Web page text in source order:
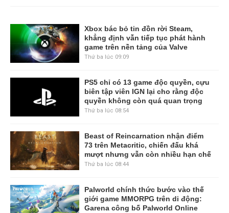
Xbox bác bỏ tin đồn rời Steam,
khẳng định vẫn tiếp tục phát hành
game trên nền tảng của Valve
Thứ ba lúc 09:09
PS5 chỉ có 13 game độc quyền, cựu
biên tập viên IGN lại cho rằng độc
quyền không còn quá quan trọng
Thứ ba lúc 08:54
Beast of Reincarnation nhận điểm
73 trên Metacritic, chiến đấu khá
mượt nhưng vẫn còn nhiều hạn chế
Thứ ba lúc 08:44
Palworld chính thức bước vào thế
giới game MMORPG trên di động:
Garena công bố Palworld Online